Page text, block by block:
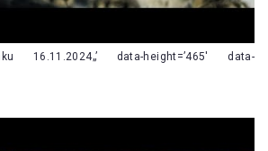
16.11.2024„’ data-height=’465′ data-